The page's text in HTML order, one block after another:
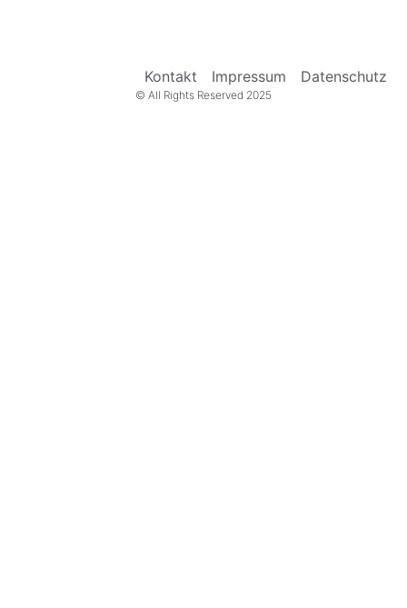
Kontakt Impressum Datenschutz
© All Rights Reserved 2025